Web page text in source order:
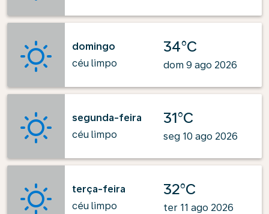
domingo
céu limpo
34°C
dom 9 ago 2026
segunda-feira
céu limpo
31°C
seg 10 ago 2026
terça-feira
céu limpo
32°C
ter 11 ago 2026